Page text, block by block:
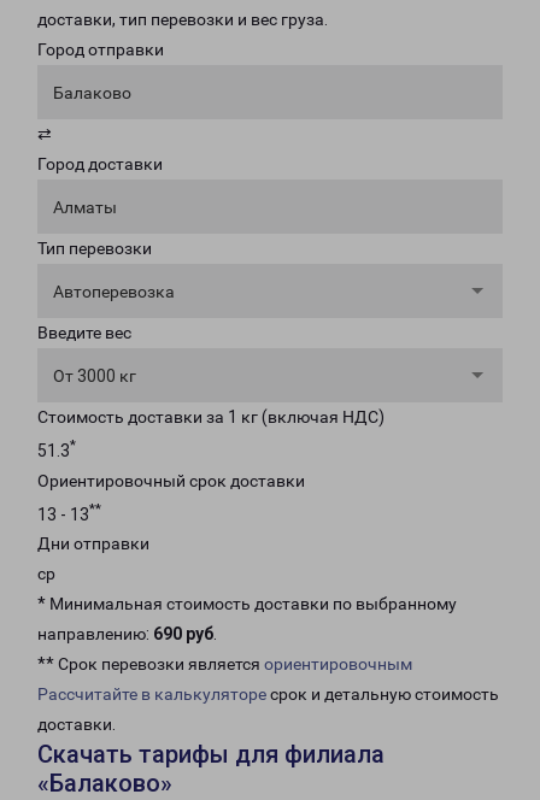
доставки, тип перевозки и вес груза.
Город отправки
Балаково
⇄
Город доставки
Алматы
Тип перевозки
Автоперевозка
Введите вес
От 3000 кг
Стоимость доставки за 1 кг (включая НДС)
51.3*
Ориентировочный срок доставки
13 - 13**
Дни отправки
ср
* Минимальная стоимость доставки по выбранному
направлению: 690 руб.
** Срок перевозки является ориентировочным
Рассчитайте в калькуляторесрок и детальную стоимость
доставки.
Скачать тарифы для филиала
«Балаково»